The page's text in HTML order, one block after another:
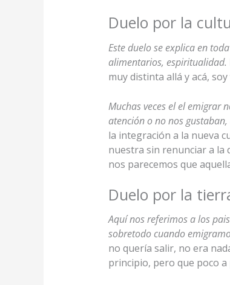
Duelo por la
Este duelo se explica en
alimentarios, espiritualidad.
muy distinta allá y acá,
Muchas veces el el emigrar
atención o no nos
la integración a la nueva
nuestra sin renunciar a la
nos parecemos que
Duelo por la
Aquí nos referimos a los
sobretodo cuando
no quería salir, no era
principio, pero que poco